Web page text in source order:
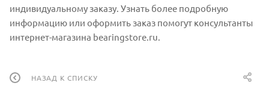
индивидуальному заказу. Узнать более подробную
информацию или оформить заказ помогут консультанты
интернет-магазина bearingstore.ru.
НАЗАД К СПИСКУ